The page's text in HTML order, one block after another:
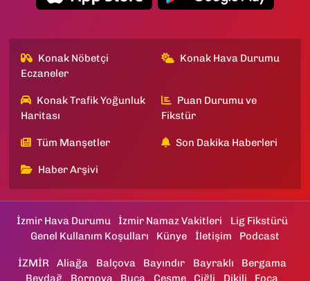
Konak Nöbetçi
Eczaneler
Konak Hava Durumu
Konak Trafik Yoğunluk
Haritası
Puan Durumu ve
Fikstür
Tüm Manşetler Son Dakika Haberleri
Haber Arşivi
İzmir Hava Durumu İzmir Namaz Vakitleri
Lig Fikstürü
Genel Kullanım Koşulları
Künye İletişim Podcast
İZMİR Aliağa Balçova Bayındır Bayraklı
Bergama